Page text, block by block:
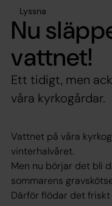
Lyssna
Nu
vattnet!
Ett tidigt, men
våra kyrkogårdar.
Vattnet på våra
vinterhalvåret.
Men nu börjar det bli
sommarens
Därför flödar det friskt